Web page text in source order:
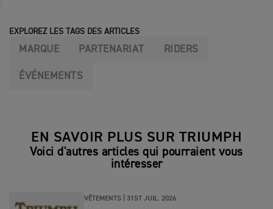
EXPLOREZ LES TAGS DES ARTICLES
MARQUE PARTENARIAT RIDERS
ÉVÉNEMENTS
EN SAVOIR PLUS SUR TRIUMPH
Voici d'autres articles qui pourraient vous
intéresser
VÊTEMENTS | 31ST JUIL. 2026